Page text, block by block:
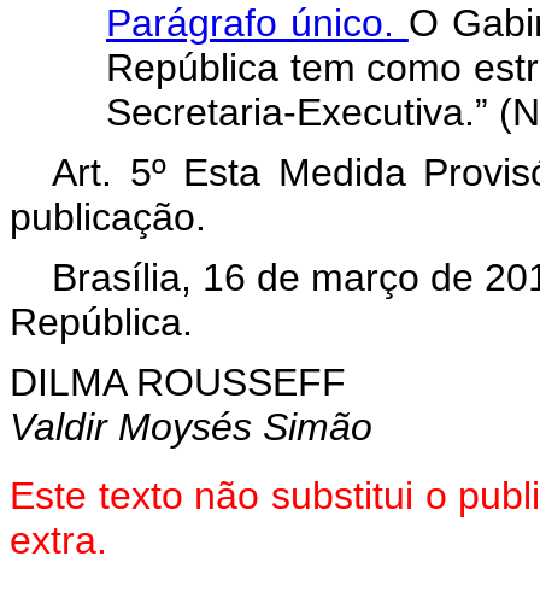
Parágrafo único. O
República tem como
Secretaria-Executiva.”
Art. 5º Esta Medida
publicação.
Brasília, 16 de março de
República.
DILMA ROUSSEFF
Valdir Moysés Simão
Este texto não substitui o
extra.